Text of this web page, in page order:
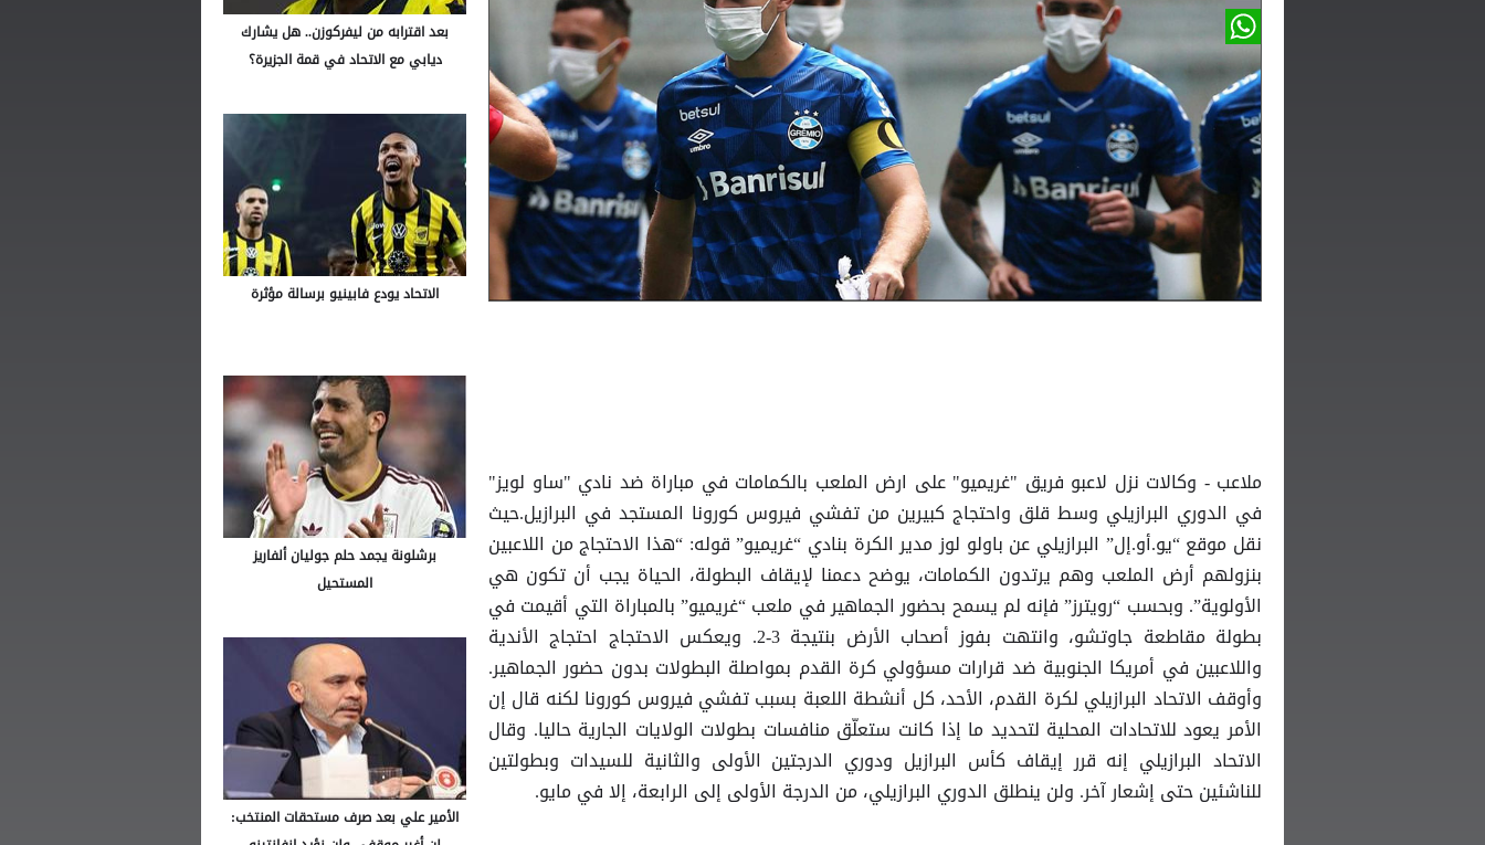
WhatsApp
ملاعب - وكالات نزل لاعبو فريق "غريميو" على ارض الملعب بالكمامات في مباراة ضد نادي "ساو لويز"
في الدوري البرازيلي وسط قلق واحتجاج كبيرين من تفشي فيروس كورونا المستجد في البرازيل.حيث
نقل موقع “يو.أو.إل” البرازيلي عن باولو لوز مدير الكرة بنادي “غريميو” قوله: “هذا الاحتجاج من اللاعبين
بنزولهم أرض الملعب وهم يرتدون الكمامات، يوضح دعمنا لإيقاف البطولة، الحياة يجب أن تكون هي
الأولوية”. وبحسب “رويترز” فإنه لم يسمح بحضور الجماهير في ملعب “غريميو” بالمباراة التي أقيمت في
بطولة مقاطعة جاوتشو، وانتهت بفوز أصحاب الأرض بنتيجة 3-2. ويعكس الاحتجاج احتجاج الأندية
واللاعبين في أمريكا الجنوبية ضد قرارات مسؤولي كرة القدم بمواصلة البطولات بدون حضور الجماهير.
وأوقف الاتحاد البرازيلي لكرة القدم، الأحد، كل أنشطة اللعبة بسبب تفشي فيروس كورونا لكنه قال إن
الأمر يعود للاتحادات المحلية لتحديد ما إذا كانت ستعلّق منافسات بطولات الولايات الجارية حاليا. وقال
الاتحاد البرازيلي إنه قرر إيقاف كأس البرازيل ودوري الدرجتين الأولى والثانية للسيدات وبطولتين
للناشئين حتى إشعار آخر. ولن ينطلق الدوري البرازيلي، من الدرجة الأولى إلى الرابعة، إلا في مايو.
بعد اقترابه من ليفركوزن.. هل يشارك
ديابي مع الاتحاد في قمة الجزيرة؟
الاتحاد يودع فابينيو برسالة مؤثرة
برشلونة يجمد حلم جوليان ألفاريز
المستحيل
الأمير علي بعد صرف مستحقات المنتخب: